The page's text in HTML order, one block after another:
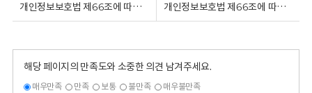
개인정보보호법 제66조에 따른 결과의 공표 개인정보보호법 제66조에 따른 결과의 공표
해당 페이지의 만족도와 소중한 의견 남겨주세요.
매우만족 만족 보통 불만족 매우불만족